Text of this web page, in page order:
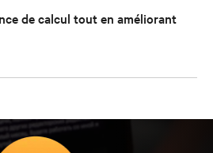
de calcul tout en améliorant